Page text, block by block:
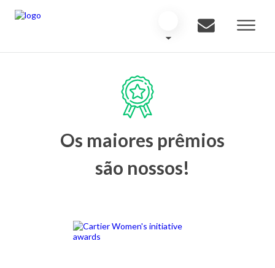
Os maiores prêmios
são nossos!